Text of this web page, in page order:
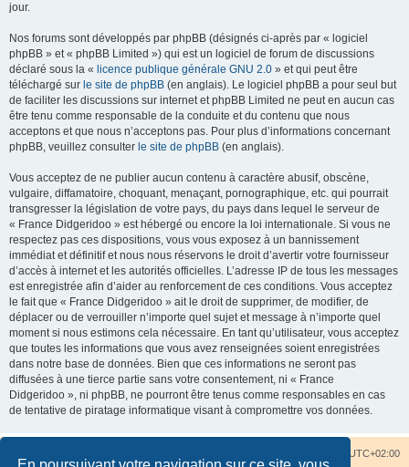
jour.
Nos forums sont développés par phpBB (désignés ci-après par « logiciel
phpBB » et « phpBB Limited ») qui est un logiciel de forum de discussions
déclaré sous la « licence publique générale GNU 2.0 » et qui peut être
téléchargé sur le site de phpBB (en anglais). Le logiciel phpBB a pour seul but
de faciliter les discussions sur internet et phpBB Limited ne peut en aucun cas
être tenu comme responsable de la conduite et du contenu que nous
acceptons et que nous n’acceptons pas. Pour plus d’informations concernant
phpBB, veuillez consulter le site de phpBB (en anglais).
Vous acceptez de ne publier aucun contenu à caractère abusif, obscène,
vulgaire, diffamatoire, choquant, menaçant, pornographique, etc. qui pourrait
transgresser la législation de votre pays, du pays dans lequel le serveur de
« France Didgeridoo » est hébergé ou encore la loi internationale. Si vous ne
respectez pas ces dispositions, vous vous exposez à un bannissement
immédiat et définitif et nous nous réservons le droit d’avertir votre fournisseur
d’accès à internet et les autorités officielles. L’adresse IP de tous les messages
est enregistrée afin d’aider au renforcement de ces conditions. Vous acceptez
le fait que « France Didgeridoo » ait le droit de supprimer, de modifier, de
déplacer ou de verrouiller n’importe quel sujet et message à n’importe quel
moment si nous estimons cela nécessaire. En tant qu’utilisateur, vous acceptez
que toutes les informations que vous avez renseignées soient enregistrées
dans notre base de données. Bien que ces informations ne seront pas
diffusées à une tierce partie sans votre consentement, ni « France
Didgeridoo », ni phpBB, ne pourront être tenus comme responsables en cas
de tentative de piratage informatique visant à compromettre vos données.
UTC+02:00